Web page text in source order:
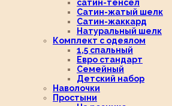
сатин-тенсел
Сатин-жатый шелк
Сатин-жаккард
Натуральный шелк
Комплект с одеялом
1,5 спальный
Евро стандарт
Семейный
Детский набор
Наволочки
Простыни